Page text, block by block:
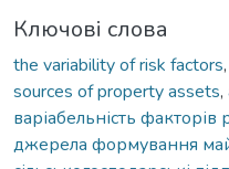
Ключові слова
the variability of risk factors,
sources of property assets,
варіабельність факторів
джерела формування